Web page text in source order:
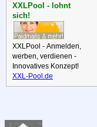
XXLPool - lohnt
sich!
XXLPool - Anmelden,
werben, verdienen -
Innovatives Konzept!
XXL-Pool.de